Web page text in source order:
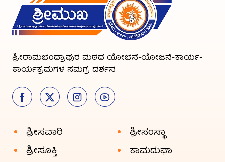
ಶ್ರೀರಾಮಚಂದ್ರಾಪುರ ಮಠದ ಯೋಚನೆ-ಯೋಜನೆ-ಕಾರ್ಯ-
ಕಾರ್ಯಕ್ರಮಗಳ ಸಮಗ್ರ ದರ್ಶನ
ಶ್ರೀಸವಾರಿ
ಶ್ರೀಸಂಸ್ಥಾ
ಶ್ರೀಸೂಕ್ತಿ
ಕಾಮದುಘಾ